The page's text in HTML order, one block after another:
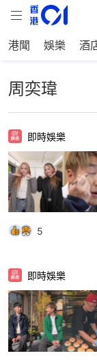
港聞 娛樂 酒
周奕瑋
即時娛樂
5
即時娛樂